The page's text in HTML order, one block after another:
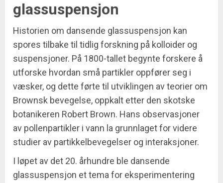
glassuspensjon
Historien om dansende glassuspensjon kan
spores tilbake til tidlig forskning på kolloider og
suspensjoner. På 1800-tallet begynte forskere å
utforske hvordan små partikler oppfører seg i
væsker, og dette førte til utviklingen av teorier om
Brownsk bevegelse, oppkalt etter den skotske
botanikeren Robert Brown. Hans observasjoner
av pollenpartikler i vann la grunnlaget for videre
studier av partikkelbevegelser og interaksjoner.
I løpet av det 20. århundre ble dansende
glassuspensjon et tema for eksperimentering